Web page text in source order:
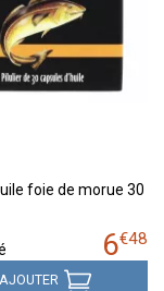
foie de morue 30
6€48
AJOUTER